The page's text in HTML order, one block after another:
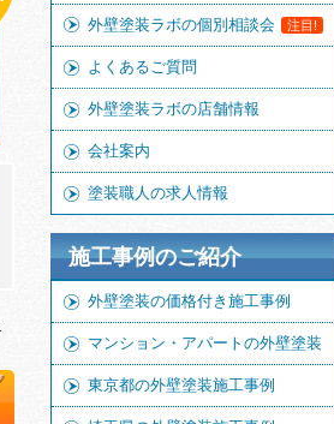
外壁塗装ラボの個別相談会 注目!
よくあるご質問
外壁塗装ラボの店舗情報
会社案内
塗装職人の求人情報
施工事例のご紹介
外壁塗装の価格付き施工事例
マンション・アパートの外壁塗装
東京都の外壁塗装施工事例